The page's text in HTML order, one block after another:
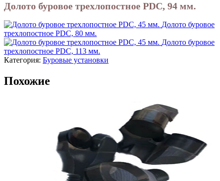
Долото буровое трехлопостное PDC, 94 мм.
Долото буровое
трехлопостное PDC, 80 мм.
Долото буровое
трехлопостное PDC, 113 мм.
Категория: Буровые установки
Похожие